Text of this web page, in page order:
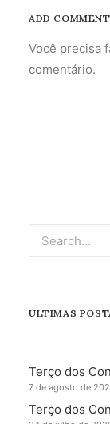
ADD COMMENT
Você precisa
comentário.
ÚLTIMAS
Terço dos
7 de agosto de
Terço dos